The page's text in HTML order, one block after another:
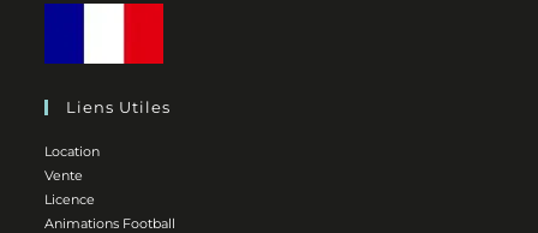
Liens Utiles
Location
Vente
Licence
Animations Football